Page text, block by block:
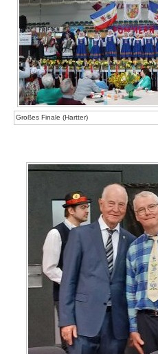
Großes Finale (Hartter)